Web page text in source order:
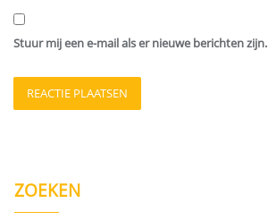
Stuur mij een e-mail als er nieuwe berichten zijn.
ZOEKEN